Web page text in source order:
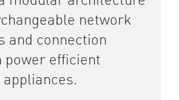
network
and connection
power efficient
appliances.